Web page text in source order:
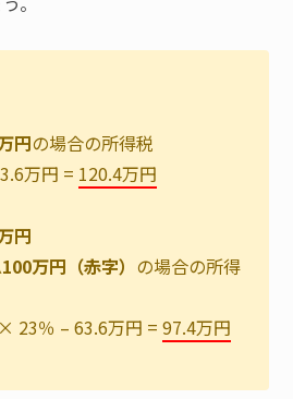
円の場合の所得税
万円 = 120.4万円
円
万円（赤字） の場合の所得
23％ – 63.6万円 =97.4万円